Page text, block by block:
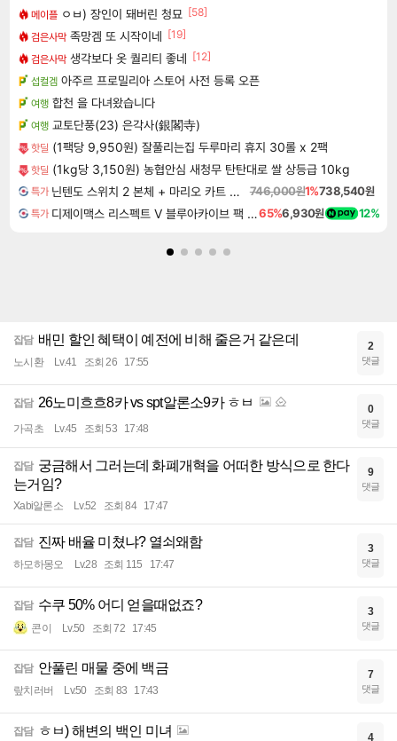
메이플 ㅇㅂ) 장인이 돼버린 청묘 [58]
검은사막 족망겜 또 시작이네 [19]
검은사막 생각보다 옷 퀄리티 좋네 [12]
섭컬겜 아주르 프로밀리아 스토어 사전 등록 오픈
여행 합천 을 다녀왔습니다
여행 교토단풍(23) 은각사(銀閣寺)
핫딜 (1팩당 9,950원) 잘풀리는집 두루마리 휴지 30롤 x 2팩
핫딜 (1kg당 3,150원) 농협안심 새청무 탄탄대로 쌀 상등급 10kg
특가 닌텐도 스위치 2 본체 + 마리오 카트 월드 746,000원1%738,540원
특가 디제이맥스 리스펙트 V 블루아카이브 팩 DJMAX RESPECT V Blue Archive Pack DLC65%6,930원 12%
잡담 배민 할인 혜택이 예전에 비해 줄은거 같은데
노시환 Lv.41 조회 26 17:55
2
댓글
잡담 26노미흐흐8카 vs spt알론소9카 ㅎㅂ
가곡초 Lv.45 조회 53 17:48
0
댓글
잡담 궁금해서 그러는데 화폐개혁을 어떠한 방식으로 한다
는거임?
Xabi알론소 Lv.52 조회 84 17:47
9
댓글
잡담 진짜 배율 미쳤냐? 열쇠왜함
하모하몽오 Lv.28 조회 115 17:47
3
댓글
잡담 수쿠 50% 어디 얻을때없죠?
콘이 Lv.50 조회 72 17:45
3
댓글
잡담 안풀린 매물 중에 백금
랖치러버 Lv.50 조회 83 17:43
7
댓글
잡담 ㅎㅂ) 해변의 백인 미녀 4